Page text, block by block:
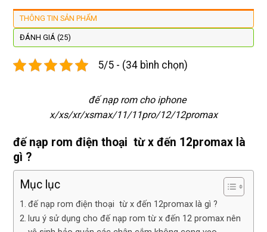
lại
xịn
phí.
tôi sẽ
đây
THÔNG TIN SẢN PHẨM
ĐÁNH GIÁ (25)
5/5 - (34 bình chọn)
đế nạp rom cho iphone
x/xs/xr/xsmax/11/11pro/12/12promax
đế nạp rom điện thoại từ x đến 12promax là
gì ?
Mục lục
đế nạp rom điện thoại từ x đến 12promax là gì ?
lưu ý sử dụng cho đế nạp rom từ x đến 12 promax nên